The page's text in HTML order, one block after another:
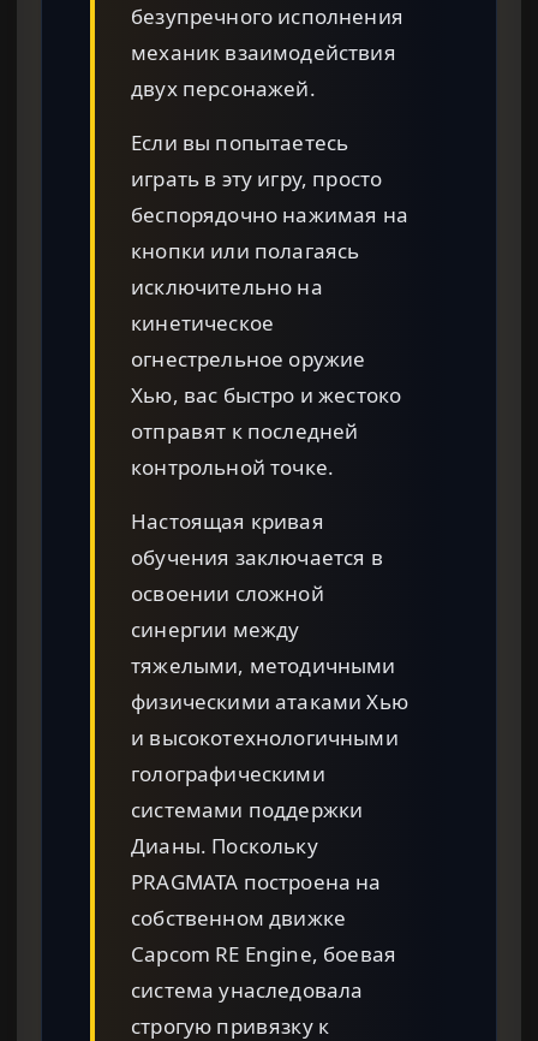
безупречного исполнения
механик взаимодействия
двух персонажей.
Если вы попытаетесь
играть в эту игру, просто
беспорядочно нажимая на
кнопки или полагаясь
исключительно на
кинетическое
огнестрельное оружие
Хью, вас быстро и жестоко
отправят к последней
контрольной точке.
Настоящая кривая
обучения заключается в
освоении сложной
синергии между
тяжелыми, методичными
физическими атаками Хью
и высокотехнологичными
голографическими
системами поддержки
Дианы. Поскольку
PRAGMATA построена на
собственном движке
Capcom RE Engine, боевая
система унаследовала
строгую привязку к